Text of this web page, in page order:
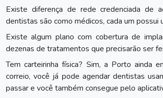
Existe diferença de rede credenciada de
dentistas são como médicos, cada um possui
Existe algum plano com cobertura de
dezenas de tratamentos que precisarão ser
Tem carteirinha física? Sim, a Porto ainda
correio, você já pode agendar dentistas
passar e você também consegue pelo